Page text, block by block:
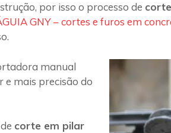
por isso o processo de
GNY – cortes e furos em
manual
e mais precisão do
corte em pilar